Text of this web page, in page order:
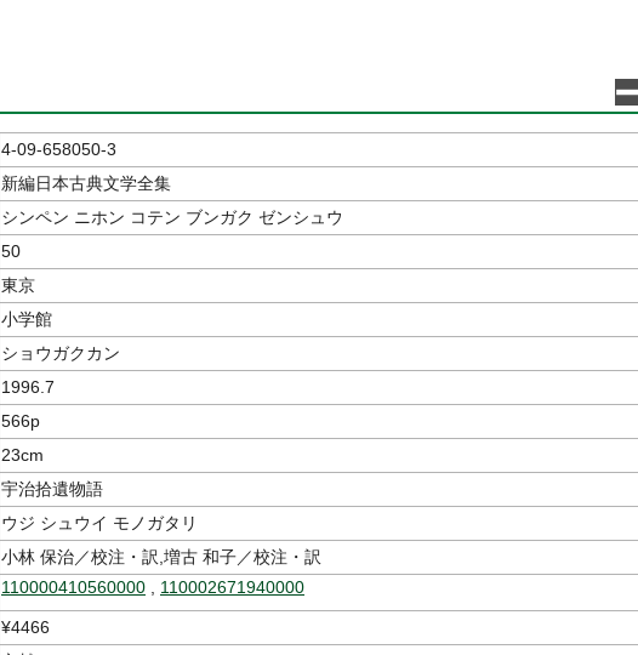
4-09-658050-3
新編日本古典文学全集
シンペン ニホン コテン ブンガク ゼンシュウ
50
東京
小学館
ショウガクカン
1996.7
566p
23cm
宇治拾遺物語
ウジ シュウイ モノガタリ
小林 保治／校注・訳,増古 和子／校注・訳
110000410560000 110002671940000
¥4466